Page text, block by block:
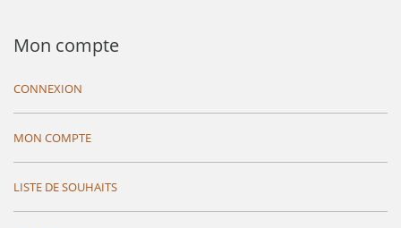
Mon compte
CONNEXION
MON COMPTE
LISTE DE SOUHAITS